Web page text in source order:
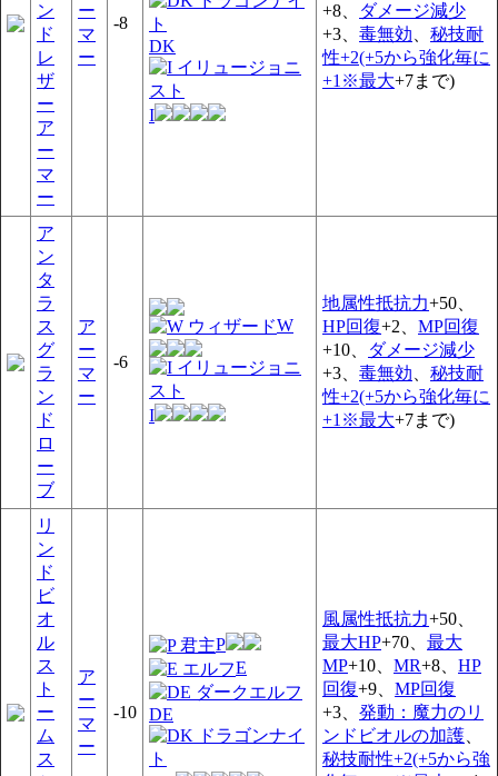
ン
ド
レ
ザ
ー
ア
ー
マ
ー
ー
マ
ー
-8
DK
I
+8、
ダメージ減少
+3、 毒無効
秘技耐
性+2(+5から強化毎に
+1※最大+7まで)
ア
ン
タ
ラ
ス
グ
ラ
ン
ド
ロ
ー
ブ
ア
ー
マ
ー
-6
W
I
地属性抵抗力+50、
HP回復+2、 MP回復
+10、
ダメージ減少
+3、 毒無効
秘技耐
性+2(+5から強化毎に
+1※最大+7まで)
リ
ン
ド
ビ
オ
ル
ス
ト
ー
ム
ス
ア
ー
マ
ー
-10
P
E
DE
風属性抵抗力+50、
最大HP+70、 最大
MP+10、 MR+8、 HP
回復+9、 MP回復
+3、 発動：魔力のリ
ンドビオルの加護
秘技耐性+2(+5から強